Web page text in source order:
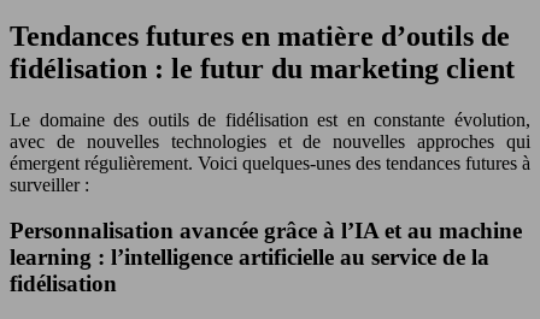
Tendances futures en matière d’outils de
fidélisation : le futur du marketing client
Le domaine des outils de fidélisation est en constante évolution,
avec de nouvelles technologies et de nouvelles approches qui
émergent régulièrement. Voici quelques-unes des tendances futures à
surveiller :
Personnalisation avancée grâce à l’IA et au machine
learning : l’intelligence artificielle au service de la
fidélisation